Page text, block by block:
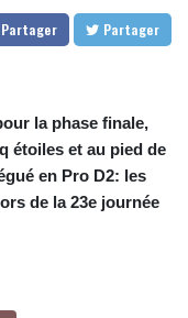
Partager Partager
la phase finale,
étoiles et au pied de
en Pro D2: les
de la 23e journée